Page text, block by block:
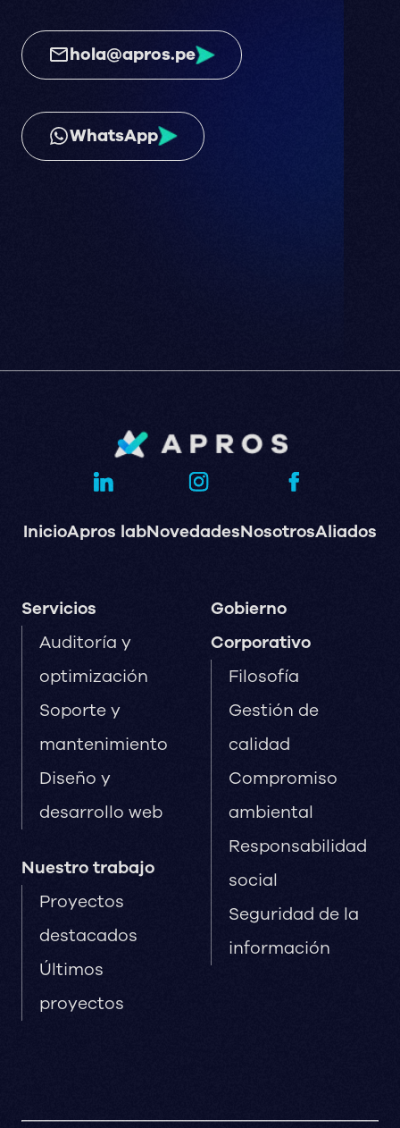
hola@apros.pe
WhatsApp
InicioApros labNovedadesNosotrosAliados
Servicios
Auditoría y
optimización
Soporte y
mantenimiento
Diseño y
desarrollo web
Nuestro trabajo
Proyectos
destacados
Últimos
proyectos
Gobierno
Corporativo
Filosofía
Gestión de
calidad
Compromiso
ambiental
Responsabilidad
social
Seguridad de la
información